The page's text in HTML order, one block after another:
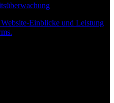
Einblicke und Leistung